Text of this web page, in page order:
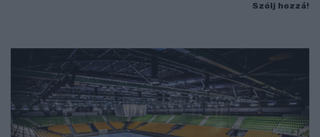
Szólj hozzá!